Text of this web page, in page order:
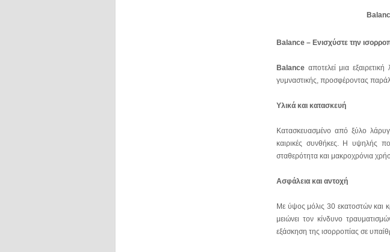
Balance – Ενισχύστε την
Balance αποτελεί μια
γυμναστικής, προσφέροντας
Υλικά και κατασκευή
Κατασκευασμένο από ξύλο
καιρικές συνθήκες. Η υψηλής
σταθερότητα και μακροχρόνια
Ασφάλεια και αντοχή
Με ύψος μόλις 30 εκατοστών και
μειώνει τον κίνδυνο
εξάσκηση της ισορροπίας σε